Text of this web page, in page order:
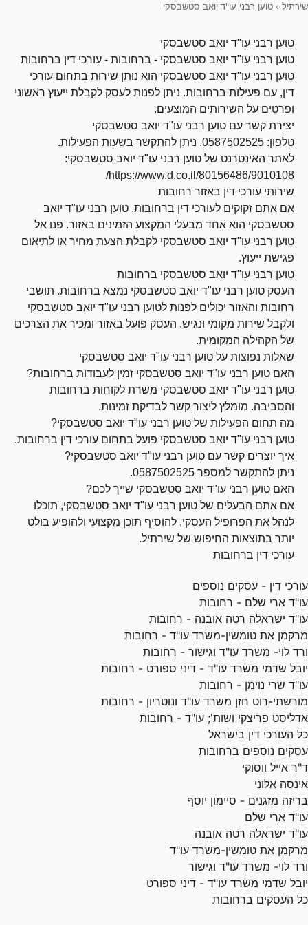
שירתיל › טוען רבני עו"ד יואב סטשבסקי
טוען רבני עו"ד יואב סטשבסקי
טוען רבני עו"ד יואב סטשבסקי - ברחובות - עורכי דין ברחובות
טוען רבני עו"ד יואב סטשבסקי הוא נותן שירות בתחום עורכי
דין, עם פעילות ברחובות. ניתן לפנות לעסק לקבלת ייעוץ ראשוני
ופרטים על השירותים המוצעים.
יצירת קשר עם טוען רבני עו"ד יואב סטשבסקי
טלפון: 0587502525. ניתן להתקשר בשעות הפעילות.
לאתר האינטרנט של טוען רבני עו"ד יואב סטשבסקי:
https://www.d.co.il/80156486/9010108/
שירותי עורכי דין באזור רחובות
אם אתם זקוקים לעורכי דין ברחובות, טוען רבני עו"ד יואב
סטשבסקי הוא אחד מבעלי המקצוע הזמינים באזור. פנו אל
טוען רבני עו"ד יואב סטשבסקי לקבלת הצעת מחיר או לתיאום
פגישת ייעוץ.
טוען רבני עו"ד יואב סטשבסקי ברחובות
העסק טוען רבני עו"ד יואב סטשבסקי נמצא ברחובות. תושבי
רחובות והאזור יכולים לפנות לטוען רבני עו"ד יואב סטשבסקי
ולקבל שירות מקומי ונגיש. העסק פועל באזור ומכיר את הצרכים
של הקהילה המקומית.
שאלות נפוצות על טוען רבני עו"ד יואב סטשבסקי
האם טוען רבני עו"ד יואב סטשבסקי זמין לעבודות ברחובות?
טוען רבני עו"ד יואב סטשבסקי משרת לקוחות ברחובות
והסביבה. מומלץ ליצור קשר לבדיקת זמינות.
מה תחום הפעילות של טוען רבני עו"ד יואב סטשבסקי?
טוען רבני עו"ד יואב סטשבסקי פועל בתחום עורכי דין ברחובות.
איך יוצרים קשר עם טוען רבני עו"ד יואב סטשבסקי?
ניתן להתקשר למספר 0587502525.
האם טוען רבני עו"ד יואב סטשבסקי שייך לכם?
אם אתם הבעלים של טוען רבני עו"ד יואב סטשבסקי, תוכלו
לנהל את הפרופיל העסקי, להוסיף תוכן מקצועי ולהופיע בולט
יותר בתוצאות החיפוש של שירתיל.
עורכי דין ברחובות
עורכי דין - עסקים נוספים
עו"ד ארי שלם - רחובות
עו"ד ישראלה רטה אובנה - רחובות
מרקמן את טומשין-משרד עו"ד - רחובות
ורד לוי- משרד עו"ד וגישור - רחובות
יובל שדמי משרד עו"ד - דיני ספורט - רחובות
עו"ד שרי נוימן - רחובות
מורשתי-רוט חזן משרד עו"ד ונוטריון - רחובות
אדליסט פריצקי ושות'; עו"ד - רחובות
כל העורכי דין בישראל
עסקים נוספים ברחובות
ד"ר אייל ווסוקי
אינסה אלוני
בריזה מזגנים - סיימון יוסף
עו"ד ארי שלם
עו"ד ישראלה רטה אובנה
מרקמן את טומשין-משרד עו"ד
ורד לוי- משרד עו"ד וגישור
יובל שדמי משרד עו"ד - דיני ספורט
כל העסקים ברחובות